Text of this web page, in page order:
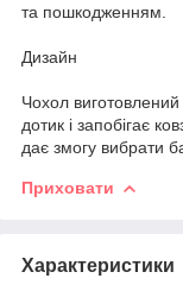
та пошкодженням.
Дизайн
Чохол виготовлений
дотик і запобігає
дає змогу вибрати
Приховати
Характеристики